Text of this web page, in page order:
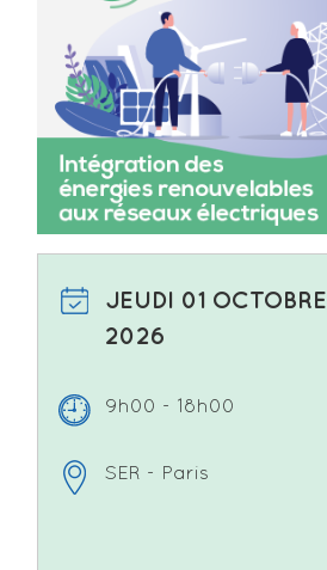
JEUDI 01 OCTOBRE
2026
9h00 - 18h00
SER - Paris